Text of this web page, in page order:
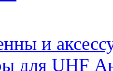
и
для UHF